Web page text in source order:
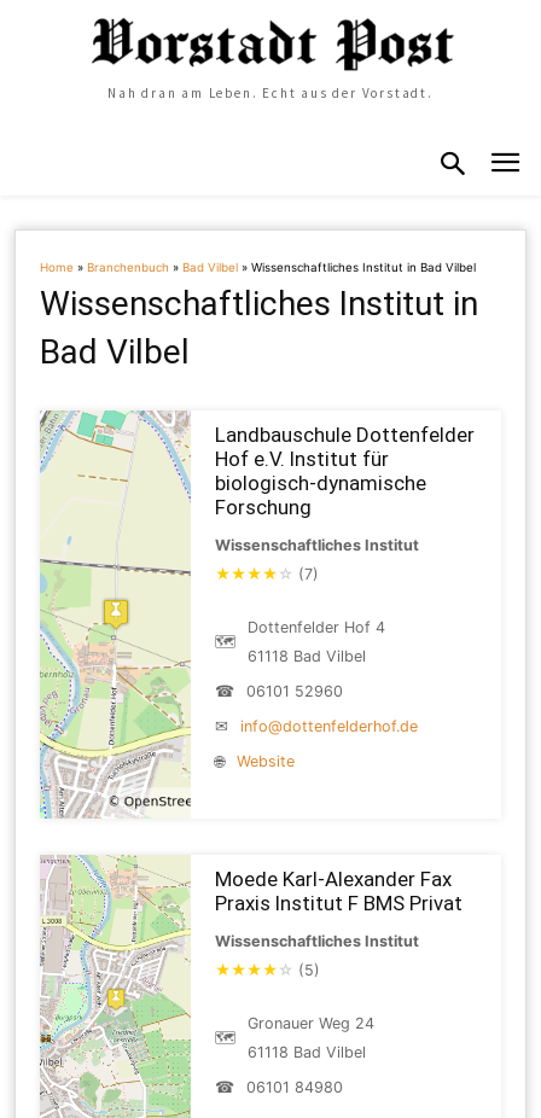
Nah dran am Leben. Echt aus der Vorstadt.
Home »Branchenbuch »Bad Vilbel »Wissenschaftliches Institut in Bad Vilbel
Wissenschaftliches Institut in
Bad Vilbel
Landbauschule Dottenfelder
Hof e.V. Institut für
biologisch-dynamische
Forschung
Wissenschaftliches Institut
★★★★ ☆ (7)
🗺
Dottenfelder Hof 4
61118 Bad Vilbel
☎
06101 52960
✉
info@dottenfelderhof.de
🌐
Website
Moede Karl-Alexander Fax
Praxis Institut F BMS Privat
Wissenschaftliches Institut
★★★★ ☆ (5)
🗺
Gronauer Weg 24
61118 Bad Vilbel
☎
06101 84980